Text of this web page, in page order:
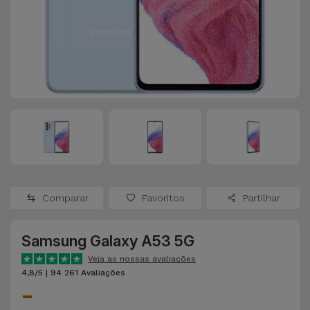
Dyson
Recondicionados
tudo
Carregadores
e Colunas
Smartwatches
e Braceletes
Correntes
Comparar Favoritos Partilhar
Samsung Galaxy A53 5G
Veja as nossas avaliações
4,8/5 | 94 261 Avaliações
-